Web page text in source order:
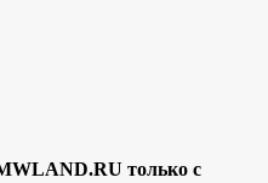
только с